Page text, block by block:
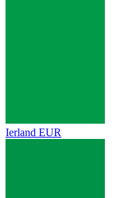
Ierland EUR